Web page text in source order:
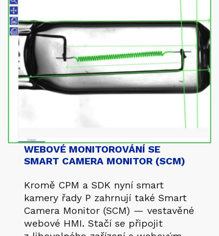
WEBOVÉ MONITOROVÁNÍ SE
SMART CAMERA MONITOR (SCM)
Kromě CPM a SDK nyní smart
kamery řady P zahrnují také Smart
Camera Monitor (SCM) — vestavěné
webové HMI. Stačí se připojit